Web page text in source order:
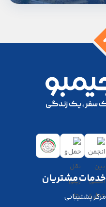
خدمات مشتریان
مرکز پشتیبانی